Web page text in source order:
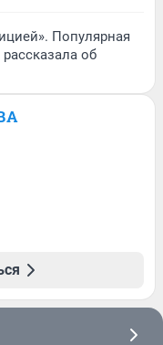
Популярная
об